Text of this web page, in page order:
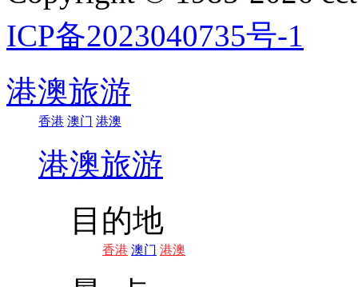
ICP备2023040735号-1
港澳旅游
香港 澳门 港澳
港澳旅游
目的地
香港 澳门 港澳